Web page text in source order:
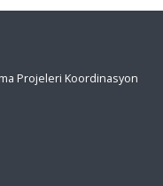
Projeleri Koordinasyon